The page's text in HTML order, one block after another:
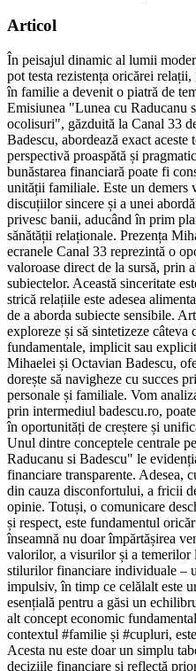
Articol
În peisajul dinamic al lumii
pot testa rezistența oricărei
în familie a devenit o piatră de
Emisiunea "Lunea cu Raducanu
ocolisuri", găzduită la Canal 33
Badescu, abordează exact aceste
perspectivă proaspătă și
bunăstarea financiară poate fi
unității familiale. Este un demers
discuțiilor sincere și a unei
privesc banii, aducând în prim
sănătății relaționale. Prezența
ecranele Canal 33 reprezintă o
valoroase direct de la sursă, prin
subiectelor. Această sinceritate
strică relațiile este adesea
de a aborda subiecte sensibile.
exploreze și să sintetizeze
fundamentale, implicit sau
Mihaelei și Octavian Badescu,
dorește să navigheze cu succes
personale și familiale. Vom
prin intermediul badescu.ro,
în oportunități de creștere și
Unul dintre conceptele centrale
Raducanu si Badescu" le
financiare transparente. Adesea,
din cauza disconfortului, a fricii
opinie. Totuși, o comunicare
și respect, este fundamentul
înseamnă nu doar împărtășirea
valorilor, a visurilor și a temerilor
stilurilor financiare individuale –
impulsiv, în timp ce celălalt este
esențială pentru a găsi un
alt concept economic
contextul #familie și #cupluri,
Acesta nu este doar un simplu
deciziile financiare și reflectă